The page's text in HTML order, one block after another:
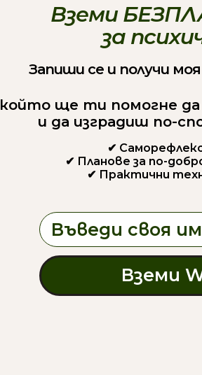
Вземи
за
Запиши се и получи
който ще ти помогне да
и да изградиш по-
✔
✔ Планове за по-
✔ Практични
Email
Вземи